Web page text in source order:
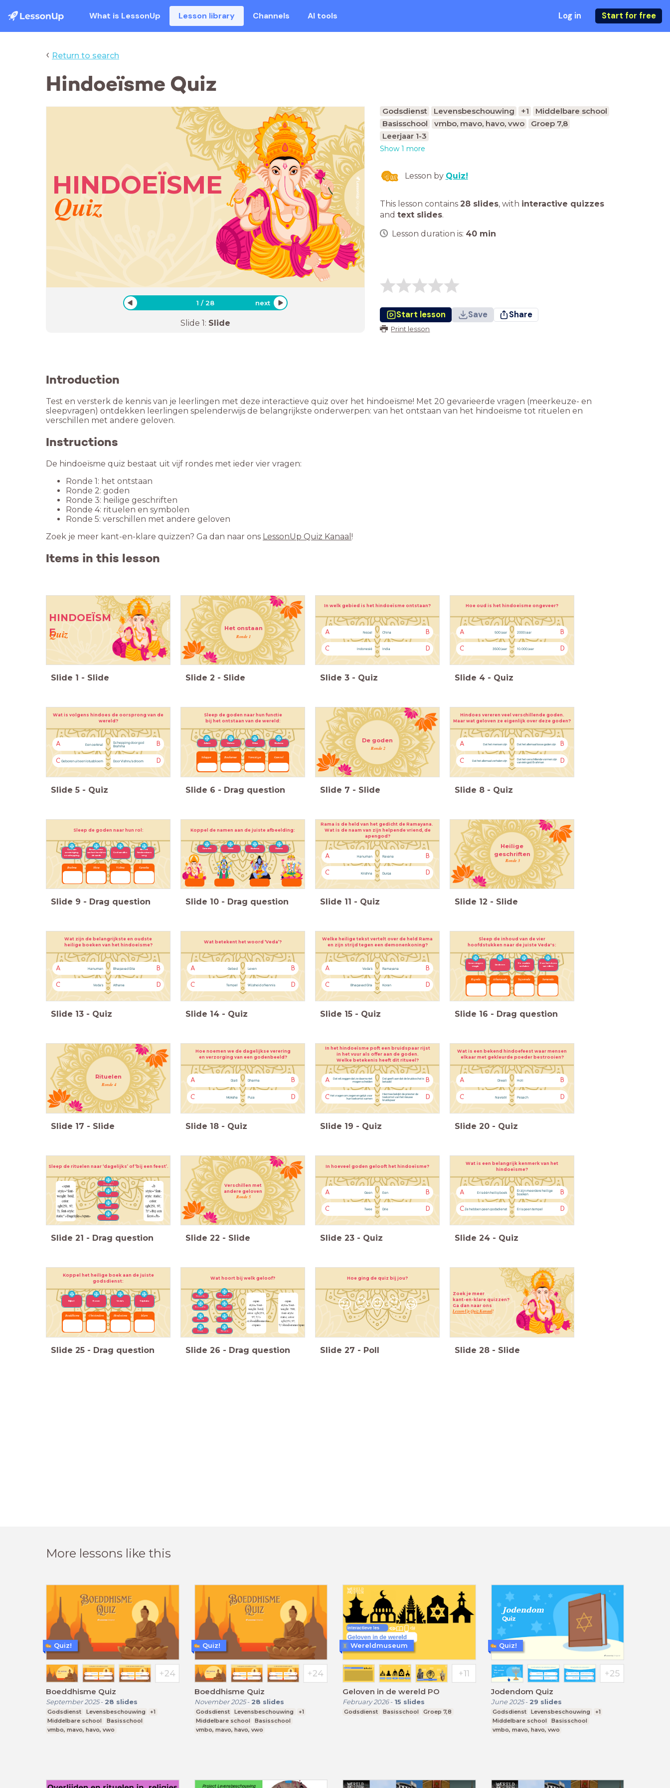
What is LessonUp Lesson library Channels AI tools Log in Start for free
‹ Return to search
Hindoeïsme Quiz
HINDOEÏSME
Quiz
1 /28 next
Slide 1: Slide
Godsdienst Levensbeschouwing +1
Middelbare school
Basisschool
vmbo, mavo, havo, vwo
Groep 7,8
Leerjaar 1-3
Show 1 more
Lesson by Quiz!
This lesson contains 28 slides, with interactive quizzes
and text slides.
Lesson duration is: 40 min
Start lesson Save Share
Print lesson
Introduction
Test en versterk de kennis van je leerlingen met deze interactieve quiz over het hindoeïsme! Met 20 gevarieerde vragen (meerkeuze- en
sleepvragen) ontdekken leerlingen spelenderwijs de belangrijkste onderwerpen: van het ontstaan van het hindoeïsme tot rituelen en
verschillen met andere geloven.
Instructions
De hindoeïsme quiz bestaat uit vijf rondes met ieder vier vragen:
Ronde 1: het ontstaan
Ronde 2: goden
Ronde 3: heilige geschriften
Ronde 4: rituelen en symbolen
Ronde 5: verschillen met andere geloven
Zoek je meer kant-en-klare quizzen? Ga dan naar ons LessonUp Quiz Kanaal !
Items in this lesson
HINDOEÏSM
E
Quiz
Slide 1 - Slide
Het onstaan
Ronde 1
Slide 2 - Slide
In welk gebied is het hindoeïsme ontstaan?
A Nepal B
China
C Indonesië D
India
Slide 3 - Quiz
Hoe oud is het hindoeïsme ongeveer?
A 500 jaar B
2000 jaar
C 3500 jaar D
10.000 jaar
Slide 4 - Quiz
Wat is volgens hindoes de oorsprong van de
wereld?
A Een oerknal B
Schepping door god
Brahma
C Geboren uit een lotusbloem D
Door Vishnu’s droom
Slide 5 - Quiz
Schepper
Sleep de goden naar hun functie
bij het ontstaan van de wereld:
Beschermer Vernietiger Geen rol
Adam Vishnu Shiva Brahma
Slide 6 - Drag question
De goden
Ronde 2
Slide 7 - Slide
Hindoes vereren veel verschillende goden.
Maar wat geloven ze eigenlijk over deze goden?
A Dat het mensen zijn B
Dat het allemaal losse goden zijn
C Dat het allemaal verhalen zijn D
Dat het verschillende vormen zijn
van één god: Brahman
Slide 8 - Quiz
Brahma
Sleep de goden naar hun rol :
Shiva Vishnu Ganesha
God van
vernietiging
en schepping
Beschermer
van het heelal en
de aarde
God van alles
Neemt
hindernissen
weg
Slide 9 - Drag question
Koppel de namen aan de juiste afbeelding:
Ganesha Shiva Brahma Vishnu
Slide 10 - Drag question
Rama is de held van het gedicht de Ramayana.
Wat is de naam van zijn helpende vriend, de
apengod?
A Hanuman B
Ravana
C Krishna D
Durga
Slide 11 - Quiz
Heilige
geschriften
Ronde 3
Slide 12 - Slide
Wat zijn de belangrijkste en oudste
heilige boeken van het hindoeïsme?
A Hanuman B
Bhagavad Gita
C Veda’s D
Atharva
Slide 13 - Quiz
Wat betekent het woord ‘Veda’?
A Gebed B
Leven
C Tempel D
Wijsheid of kennis
Slide 14 - Quiz
Welke heilige tekst vertelt over de held Rama
en zijn strijd tegen een demonenkoning?
A Veda’s B
Ramayana
C Bhagavad Gita D
Koran
Slide 15 - Quiz
Rigveda
Sleep de inhoud van de vier
hoofdstukken naar de juiste Veda's:
Atharvaveda Yajoerveda Samaveda
Genezing en
magie
Liederen
De oudste
verhalen
Over het doen
van offers
Slide 16 - Drag question
Rituelen
Ronde 4
Slide 17 - Slide
Hoe noemen we de dagelijkse verering
en verzorging van een godenbeeld?
A Djati B
Dharma
C Moksha D
Puja
Slide 18 - Quiz
In het hindoeïsme poft een bruidspaar rijst
in het vuur als offer aan de goden.
Welke betekenis heeft dit ritueel?
A
Dat wil zeggen dat ze daarna niet
mogen scheiden
B
Dat geeft aan dat de bruidsschat is
betaald
C Het vragen om zegen en geluk voor
hun toekomst samen
D
Hiermee bekijkt de priester de
toekomst van het nieuwe
bruidspaar
Slide 19 - Quiz
Wat is een bekend hindoefeest waar mensen
elkaar met gekleurde poeder bestrooien?
A Diwali B
Holi
C Navratri D
Pesach
Slide 20 - Quiz
Sleep de rituelen naar ‘dagelijks’ of ‘bij een feest’.
<span
style="font-
weight: bold;
color:
rgb(251, 97,
7); font-style:
italic">Dagelijks</span>
<b
style="font-
style: italic;
color:
rgb(251, 97,
7)">Bij een
feest</b>
Wierook
branden
Holi
Diwali
Puja
Slide 21 - Drag question
Verschillen met
andere geloven
Ronde 5
Slide 22 - Slide
In hoeveel goden gelooft het hindoeïsme?
A Geen B
Een
C Twee D
Drie
Slide 23 - Quiz
Wat is een belangrijk kenmerk van het
hindoeïsme?
A Er is één heilig boek B
Er zijn meerdere heilige
boeken
C Ze hebben geen godsdienst D
Er is geen tempel
Slide 24 - Quiz
Boeddhisme
Koppel het heilige boek aan de juiste
godsdienst:
Christendom Hindoeïsme Islam
Bijbel Koran Veda’s Tripitaka
Slide 25 - Drag question
Wat hoort bij welk geloof?
<span
style="font-
weight: bold;
color: rgb(251,
97, 7)">
<i>boeddhisme</i>
</span>
<span
style="font-
weight: 700;
font-style:
italic; color:
rgb(251, 97,
7)">hindoeïsme</span>
Karma
Shiva
Boeddha
Brahma Holifeest
Dharmawiel
Veda’s
Nirvana
Slide 26 - Drag question
Hoe ging de quiz bij jou?
😒🙁😐🙂😃
Slide 27 - Poll
Zoek je meer
kant-en-klare quizzen?
Ga dan naar ons
LessonUp Quiz Kanaal!
Slide 28 - Slide
More lessons like this
Boeddhisme Quiz
September 2025- 28 slides
Godsdienst Levensbeschouwing
+1
Middelbare school
Basisschool
vmbo, mavo, havo, vwo
Quiz!
Boeddhisme Quiz
November 2025- 28 slides
Godsdienst Levensbeschouwing
+1
Middelbare school
Basisschool
vmbo, mavo, havo, vwo
Quiz!
Geloven in de wereld PO
February 2026- 15 slides
Godsdienst Basisschool Groep 7,8
Wereldmuseum
Jodendom Quiz
June 2025- 29 slides
Godsdienst Levensbeschouwing
+1
Middelbare school
Basisschool
vmbo, mavo, havo, vwo
Quiz!